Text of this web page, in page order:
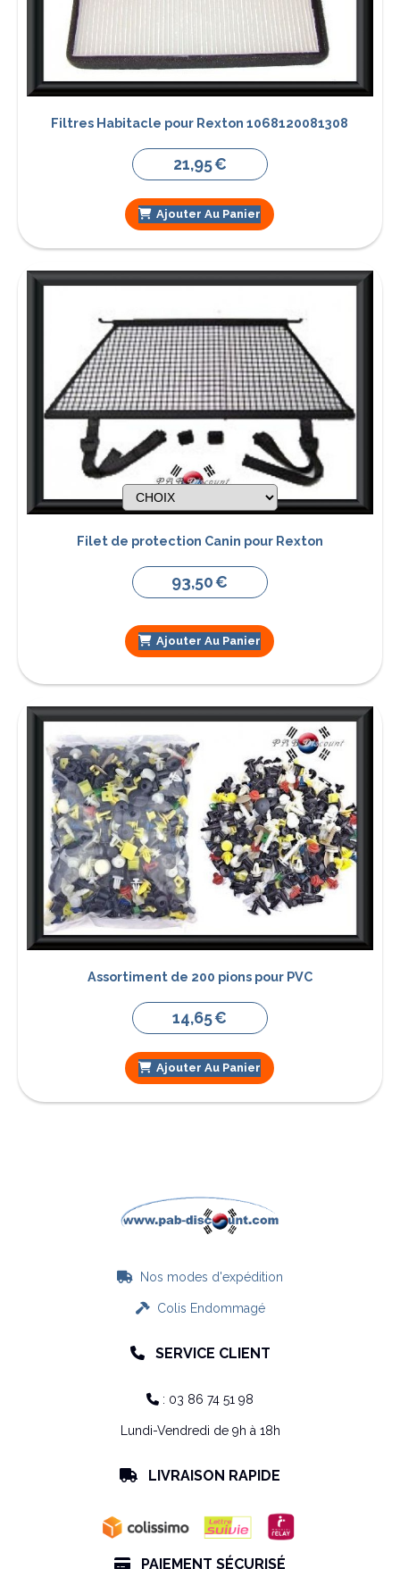
Filtres Habitacle pour Rexton 1068120081308
21,95€
Ajouter Au Panier
Filet de protection Canin pour Rexton
93,50€
Ajouter Au Panier
Assortiment de 200 pions pour PVC
14,65€
Ajouter Au Panier
 Nos modes d'expédition
Colis Endommagé
 SERVICE CLIENT
 : 03 86 74 51 98
Lundi-Vendredi de 9h à 18h
 LIVRAISON RAPIDE
 PAIEMENT SÉCURISÉ